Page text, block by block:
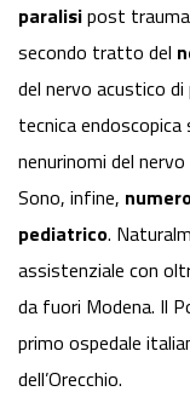
paralisipost
secondo tratto del
del nervo acustico
tecnica
nenurinomi del
Sono, infine,
pediatrico.
assistenziale con
da fuori Modena. Il
primo ospedale
dell’Orecchio.